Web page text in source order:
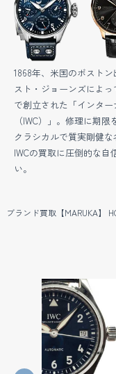
1868年、米国のボスト
スト・ジョーンズによ
で創立された「インタ
（IWC）」。修理に期
クラシカルで質実剛健
IWCの買取に圧倒的な
い。
ブランド買取【MARUKA】